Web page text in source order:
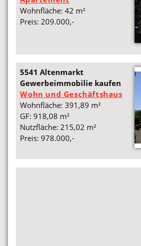
Wohnfläche: 42 m²
Preis: 209.000,-
5541 Altenmarkt
Gewerbeimmobilie kaufen
Wohn und Geschäftshaus
Wohnfläche: 391,89 m²
GF: 918,08 m²
Nutzfläche: 215,02 m²
Preis: 978.000,-